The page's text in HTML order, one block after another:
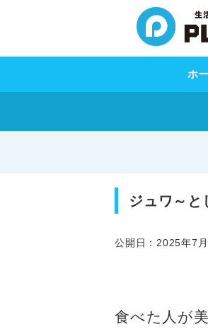
ホ
ジュワ～と
公開日：2025年7
食べた人が